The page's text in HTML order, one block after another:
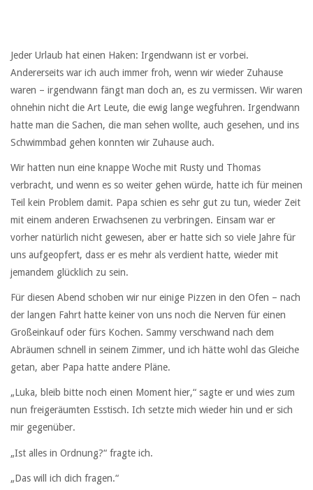
Jeder Urlaub hat einen Haken: Irgendwann ist er vorbei.
Andererseits war ich auch immer froh, wenn wir wieder Zuhause
waren – irgendwann fängt man doch an, es zu vermissen. Wir waren
ohnehin nicht die Art Leute, die ewig lange wegfuhren. Irgendwann
hatte man die Sachen, die man sehen wollte, auch gesehen, und ins
Schwimmbad gehen konnten wir Zuhause auch.
Wir hatten nun eine knappe Woche mit Rusty und Thomas
verbracht, und wenn es so weiter gehen würde, hatte ich für meinen
Teil kein Problem damit. Papa schien es sehr gut zu tun, wieder Zeit
mit einem anderen Erwachsenen zu verbringen. Einsam war er
vorher natürlich nicht gewesen, aber er hatte sich so viele Jahre für
uns aufgeopfert, dass er es mehr als verdient hatte, wieder mit
jemandem glücklich zu sein.
Für diesen Abend schoben wir nur einige Pizzen in den Ofen – nach
der langen Fahrt hatte keiner von uns noch die Nerven für einen
Großeinkauf oder fürs Kochen. Sammy verschwand nach dem
Abräumen schnell in seinem Zimmer, und ich hätte wohl das Gleiche
getan, aber Papa hatte andere Pläne.
„Luka, bleib bitte noch einen Moment hier,“ sagte er und wies zum
nun freigeräumten Esstisch. Ich setzte mich wieder hin und er sich
mir gegenüber.
„Ist alles in Ordnung?“ fragte ich.
„Das will ich dich fragen.“